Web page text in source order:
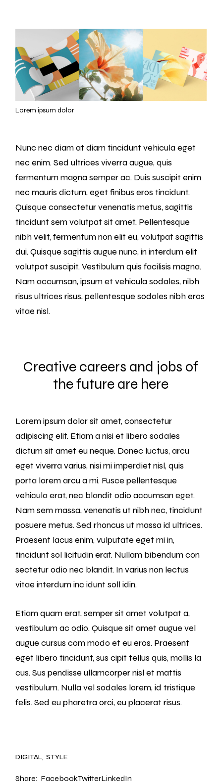
Lorem ipsum dolor
Nunc nec diam at diam tincidunt vehicula eget
nec enim. Sed ultrices viverra augue, quis
fermentum magna semper ac. Duis suscipit enim
nec mauris dictum, eget finibus eros tincidunt.
Quisque consectetur venenatis metus, sagittis
tincidunt sem volutpat sit amet. Pellentesque
nibh velit, fermentum non elit eu, volutpat sagittis
dui. Quisque sagittis augue nunc, in interdum elit
volutpat suscipit. Vestibulum quis facilisis magna.
Nam accumsan, ipsum et vehicula sodales, nibh
risus ultrices risus, pellentesque sodales nibh eros
vitae nisl.
Creative careers and jobs of
the future are here
Lorem ipsum dolor sit amet, consectetur
adipiscing elit. Etiam a nisi et libero sodales
dictum sit amet eu neque. Donec luctus, arcu
eget viverra varius, nisi mi imperdiet nisl, quis
porta lorem arcu a mi. Fusce pellentesque
vehicula erat, nec blandit odio accumsan eget.
Nam sem massa, venenatis ut nibh nec, tincidunt
posuere metus. Sed rhoncus ut massa id ultrices.
Praesent lacus enim, vulputate eget mi in,
tincidunt sol licitudin erat. Nullam bibendum con
sectetur odio nec blandit. In varius non lectus
vitae interdum inc idunt soll idin.
Etiam quam erat, semper sit amet volutpat a,
vestibulum ac odio. Quisque sit amet augue vel
augue cursus com modo et eu eros. Praesent
eget libero tincidunt, sus cipit tellus quis, mollis la
cus. Sus pendisse ullamcorper nisl et mattis
vestibulum. Nulla vel sodales lorem, id tristique
felis. Sed eu pharetra orci, eu placerat risus.
DIGITAL STYLE
Share: FacebookTwitterLinkedIn